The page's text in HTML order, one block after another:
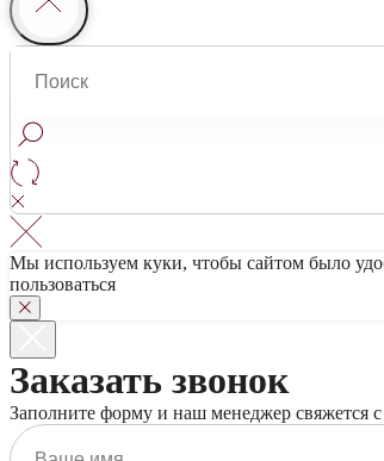
Мы используем куки, чтобы сайтом было
пользоваться
Заказать звонок
Заполните форму и наш менеджер свяжется